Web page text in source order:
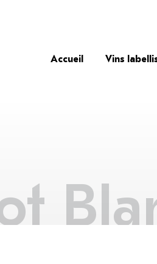
Accueil Vins